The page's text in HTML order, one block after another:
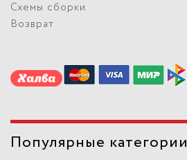
Схемы сборки
Возврат
Популярные категории